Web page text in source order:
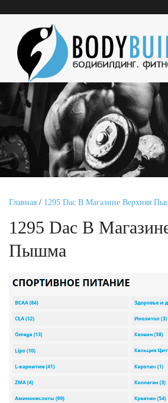
Главная / 1295 Dac В Магазине Верхняя
1295 Dac В
Пышма